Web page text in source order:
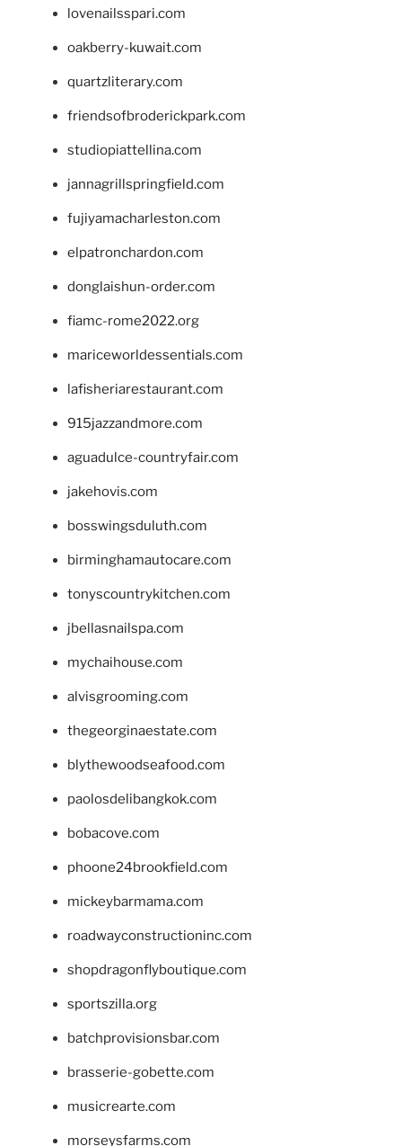
lovenailsspari.com
oakberry-kuwait.com
quartzliterary.com
friendsofbroderickpark.com
studiopiattellina.com
jannagrillspringfield.com
fujiyamacharleston.com
elpatronchardon.com
donglaishun-order.com
fiamc-rome2022.org
mariceworldessentials.com
lafisheriarestaurant.com
915jazzandmore.com
aguadulce-countryfair.com
jakehovis.com
bosswingsduluth.com
birminghamautocare.com
tonyscountrykitchen.com
jbellasnailspa.com
mychaihouse.com
alvisgrooming.com
thegeorginaestate.com
blythewoodseafood.com
paolosdelibangkok.com
bobacove.com
phoone24brookfield.com
mickeybarmama.com
roadwayconstructioninc.com
shopdragonflyboutique.com
sportszilla.org
batchprovisionsbar.com
brasserie-gobette.com
musicrearte.com
morseysfarms.com